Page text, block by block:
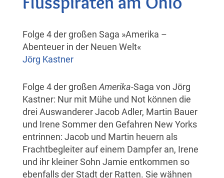
Folge 4 der großen Saga »Amerika –
Abenteuer in der Neuen Welt«
Jörg Kastner
Folge 4 der großen Amerika-Saga von Jörg
Kastner: Nur mit Mühe und Not können die
drei Auswanderer Jacob Adler, Martin Bauer
und Irene Sommer den Gefahren New Yorks
entrinnen: Jacob und Martin heuern als
Frachtbegleiter auf einem Dampfer an, Irene
und ihr kleiner Sohn Jamie entkommen so
ebenfalls der Stadt der Ratten. Sie wähnen